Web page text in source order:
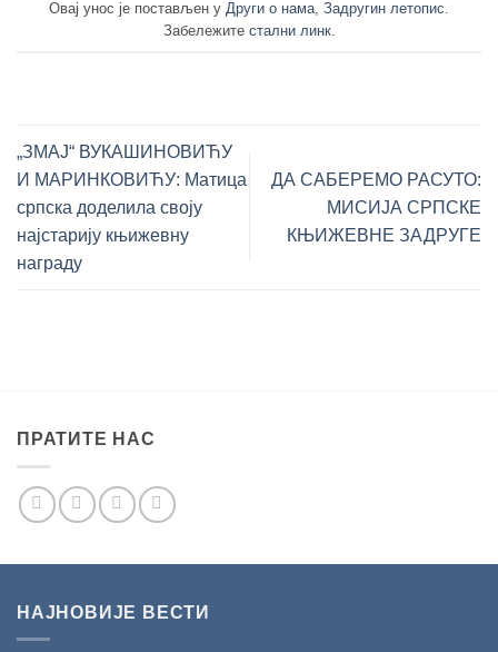
Овај унос је постављен у Други о нама, Задругин летопис.
Забележите стални линк.
„ЗМАЈ“ ВУКАШИНОВИЋУ
И МАРИНКОВИЋУ: Матица
српска доделила своју
најстарију књижевну
награду
ДА САБЕРЕМО РАСУТО:
МИСИЈА СРПСКЕ
КЊИЖЕВНЕ ЗАДРУГЕ
ПРАТИТЕ НАС
НАЈНОВИЈЕ ВЕСТИ